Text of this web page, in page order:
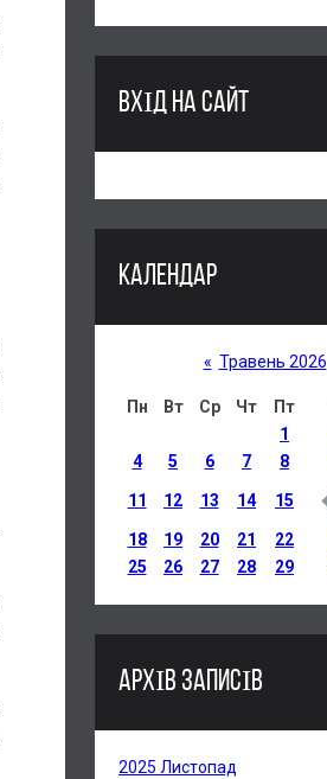
ВХІД НА САЙТ
КАЛЕНДАР
« Травень 2026
Пн Вт Ср Чт Пт
1
4
5 6 7 8
11 12 13 14 15
18 19 20 21 22
25
26 27 28 29
АРХІВ ЗАПИСІВ
2025 Листопад